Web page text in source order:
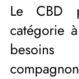
Le CBD
catégorie